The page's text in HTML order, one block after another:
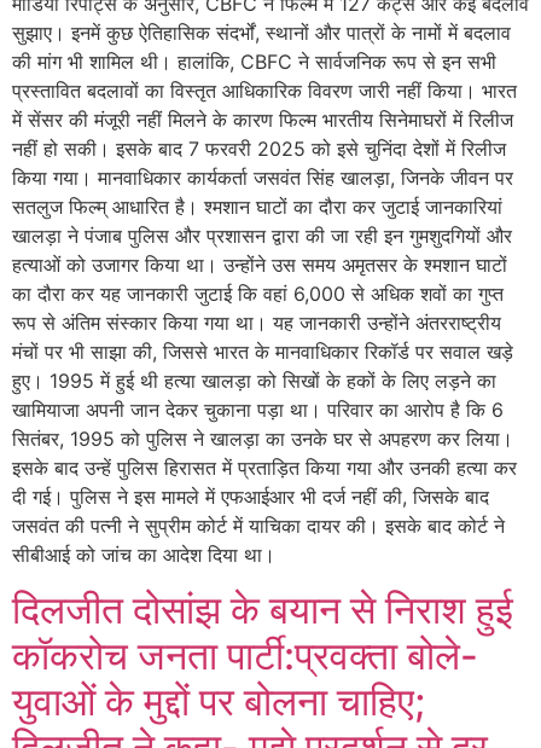
सुझाए। इनमें कुछ ऐतिहासिक संदर्भों, स्थानों और पात्रों के नामों में बदलाव
की मांग भी शामिल थी। हालांकि, CBFC ने सार्वजनिक रूप से इन सभी
प्रस्तावित बदलावों का विस्तृत आधिकारिक विवरण जारी नहीं किया। भारत
में सेंसर की मंजूरी नहीं मिलने के कारण फिल्म भारतीय सिनेमाघरों में रिलीज
नहीं हो सकी। इसके बाद 7 फरवरी 2025 को इसे चुनिंदा देशों में रिलीज
किया गया। मानवाधिकार कार्यकर्ता जसवंत सिंह खालड़ा, जिनके जीवन पर
सतलुज फिल्म् आधारित है। श्मशान घाटों का दौरा कर जुटाई जानकारियां
खालड़ा ने पंजाब पुलिस और प्रशासन द्वारा की जा रही इन गुमशुदगियों और
हत्याओं को उजागर किया था। उन्होंने उस समय अमृतसर के श्मशान घाटों
का दौरा कर यह जानकारी जुटाई कि वहां 6,000 से अधिक शवों का गुप्त
रूप से अंतिम संस्कार किया गया था। यह जानकारी उन्होंने अंतरराष्ट्रीय
मंचों पर भी साझा की, जिससे भारत के मानवाधिकार रिकॉर्ड पर सवाल खड़े
हुए। 1995 में हुई थी हत्या खालड़ा को सिखों के हकों के लिए लड़ने का
खामियाजा अपनी जान देकर चुकाना पड़ा था। परिवार का आरोप है कि 6
सितंबर, 1995 को पुलिस ने खालड़ा का उनके घर से अपहरण कर लिया।
इसके बाद उन्हें पुलिस हिरासत में प्रताड़ित किया गया और उनकी हत्या कर
दी गई। पुलिस ने इस मामले में एफआईआर भी दर्ज नहीं की, जिसके बाद
जसवंत की पत्नी ने सुप्रीम कोर्ट में याचिका दायर की। इसके बाद कोर्ट ने
सीबीआई को जांच का आदेश दिया था।
दिलजीत दोसांझ के बयान से निराश हुई
कॉकरोच जनता पार्टी:प्रवक्ता बोले-
युवाओं के मुद्दों पर बोलना चाहिए;